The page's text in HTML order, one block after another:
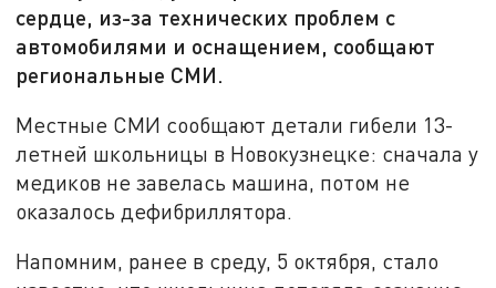
сердце, из-за технических проблем с
автомобилями и оснащением, сообщают
региональные СМИ.
Местные СМИ сообщают детали гибели 13-
летней школьницы в Новокузнецке: сначала у
медиков не завелась машина, потом не
оказалось дефибриллятора.
Напомним, ранее в среду, 5 октября, стало